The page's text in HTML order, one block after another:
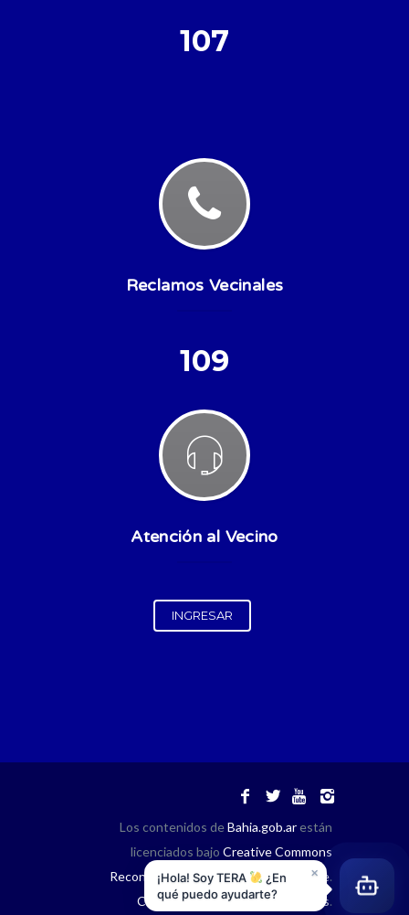
107
Reclamos Vecinales
109
Atención al Vecino
INGRESAR
Los contenidos deBahia.gob.arestán
licenciados bajo Creative Commons
Reconocimiento 2.5 Argentina License.
Créditos.Términos y Condiciones.
¡Hola! Soy TERA
¿En
qué puedo ayudarte?
×